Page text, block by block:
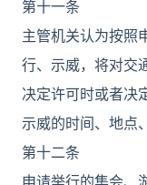
第十一条
主管机关认为按照
行、示威，将对交
决定许可时或者决
示威的时间、地点
第十二条
申请举行的集会、